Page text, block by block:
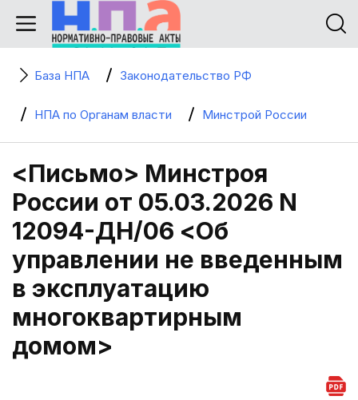
База НПА Законодательство РФ
НПА по Органам власти Минстрой России
<Письмо> Минстроя
России от 05.03.2026 N
12094-ДН/06 <Об
управлении не введенным
в эксплуатацию
многоквартирным
домом>